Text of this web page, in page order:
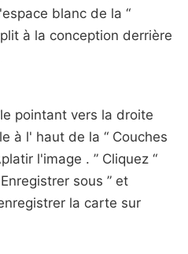
blanc de la “
à la conception derrière
pointant vers la droite
à l' haut de la “ Couches
l'image . ” Cliquez “
sous ” et
la carte sur